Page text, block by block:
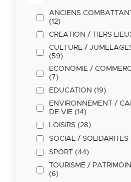
ANCIENS
(12)
CREATION / TIERS
CULTURE /
(59)
ECONOMIE /
(7)
EDUCATION (19)
ENVIRONNEMENT /
DE VIE (14)
LOISIRS (28)
SOCIAL / SOLIDARITES
SPORT (44)
TOURISME /
(6)